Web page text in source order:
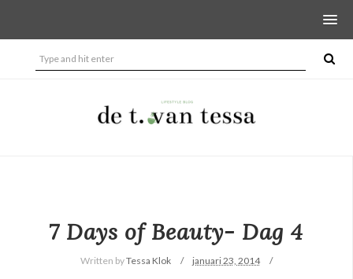
7 Days of Beauty- Dag 4
Written byTessa Klok januari 23, 2014